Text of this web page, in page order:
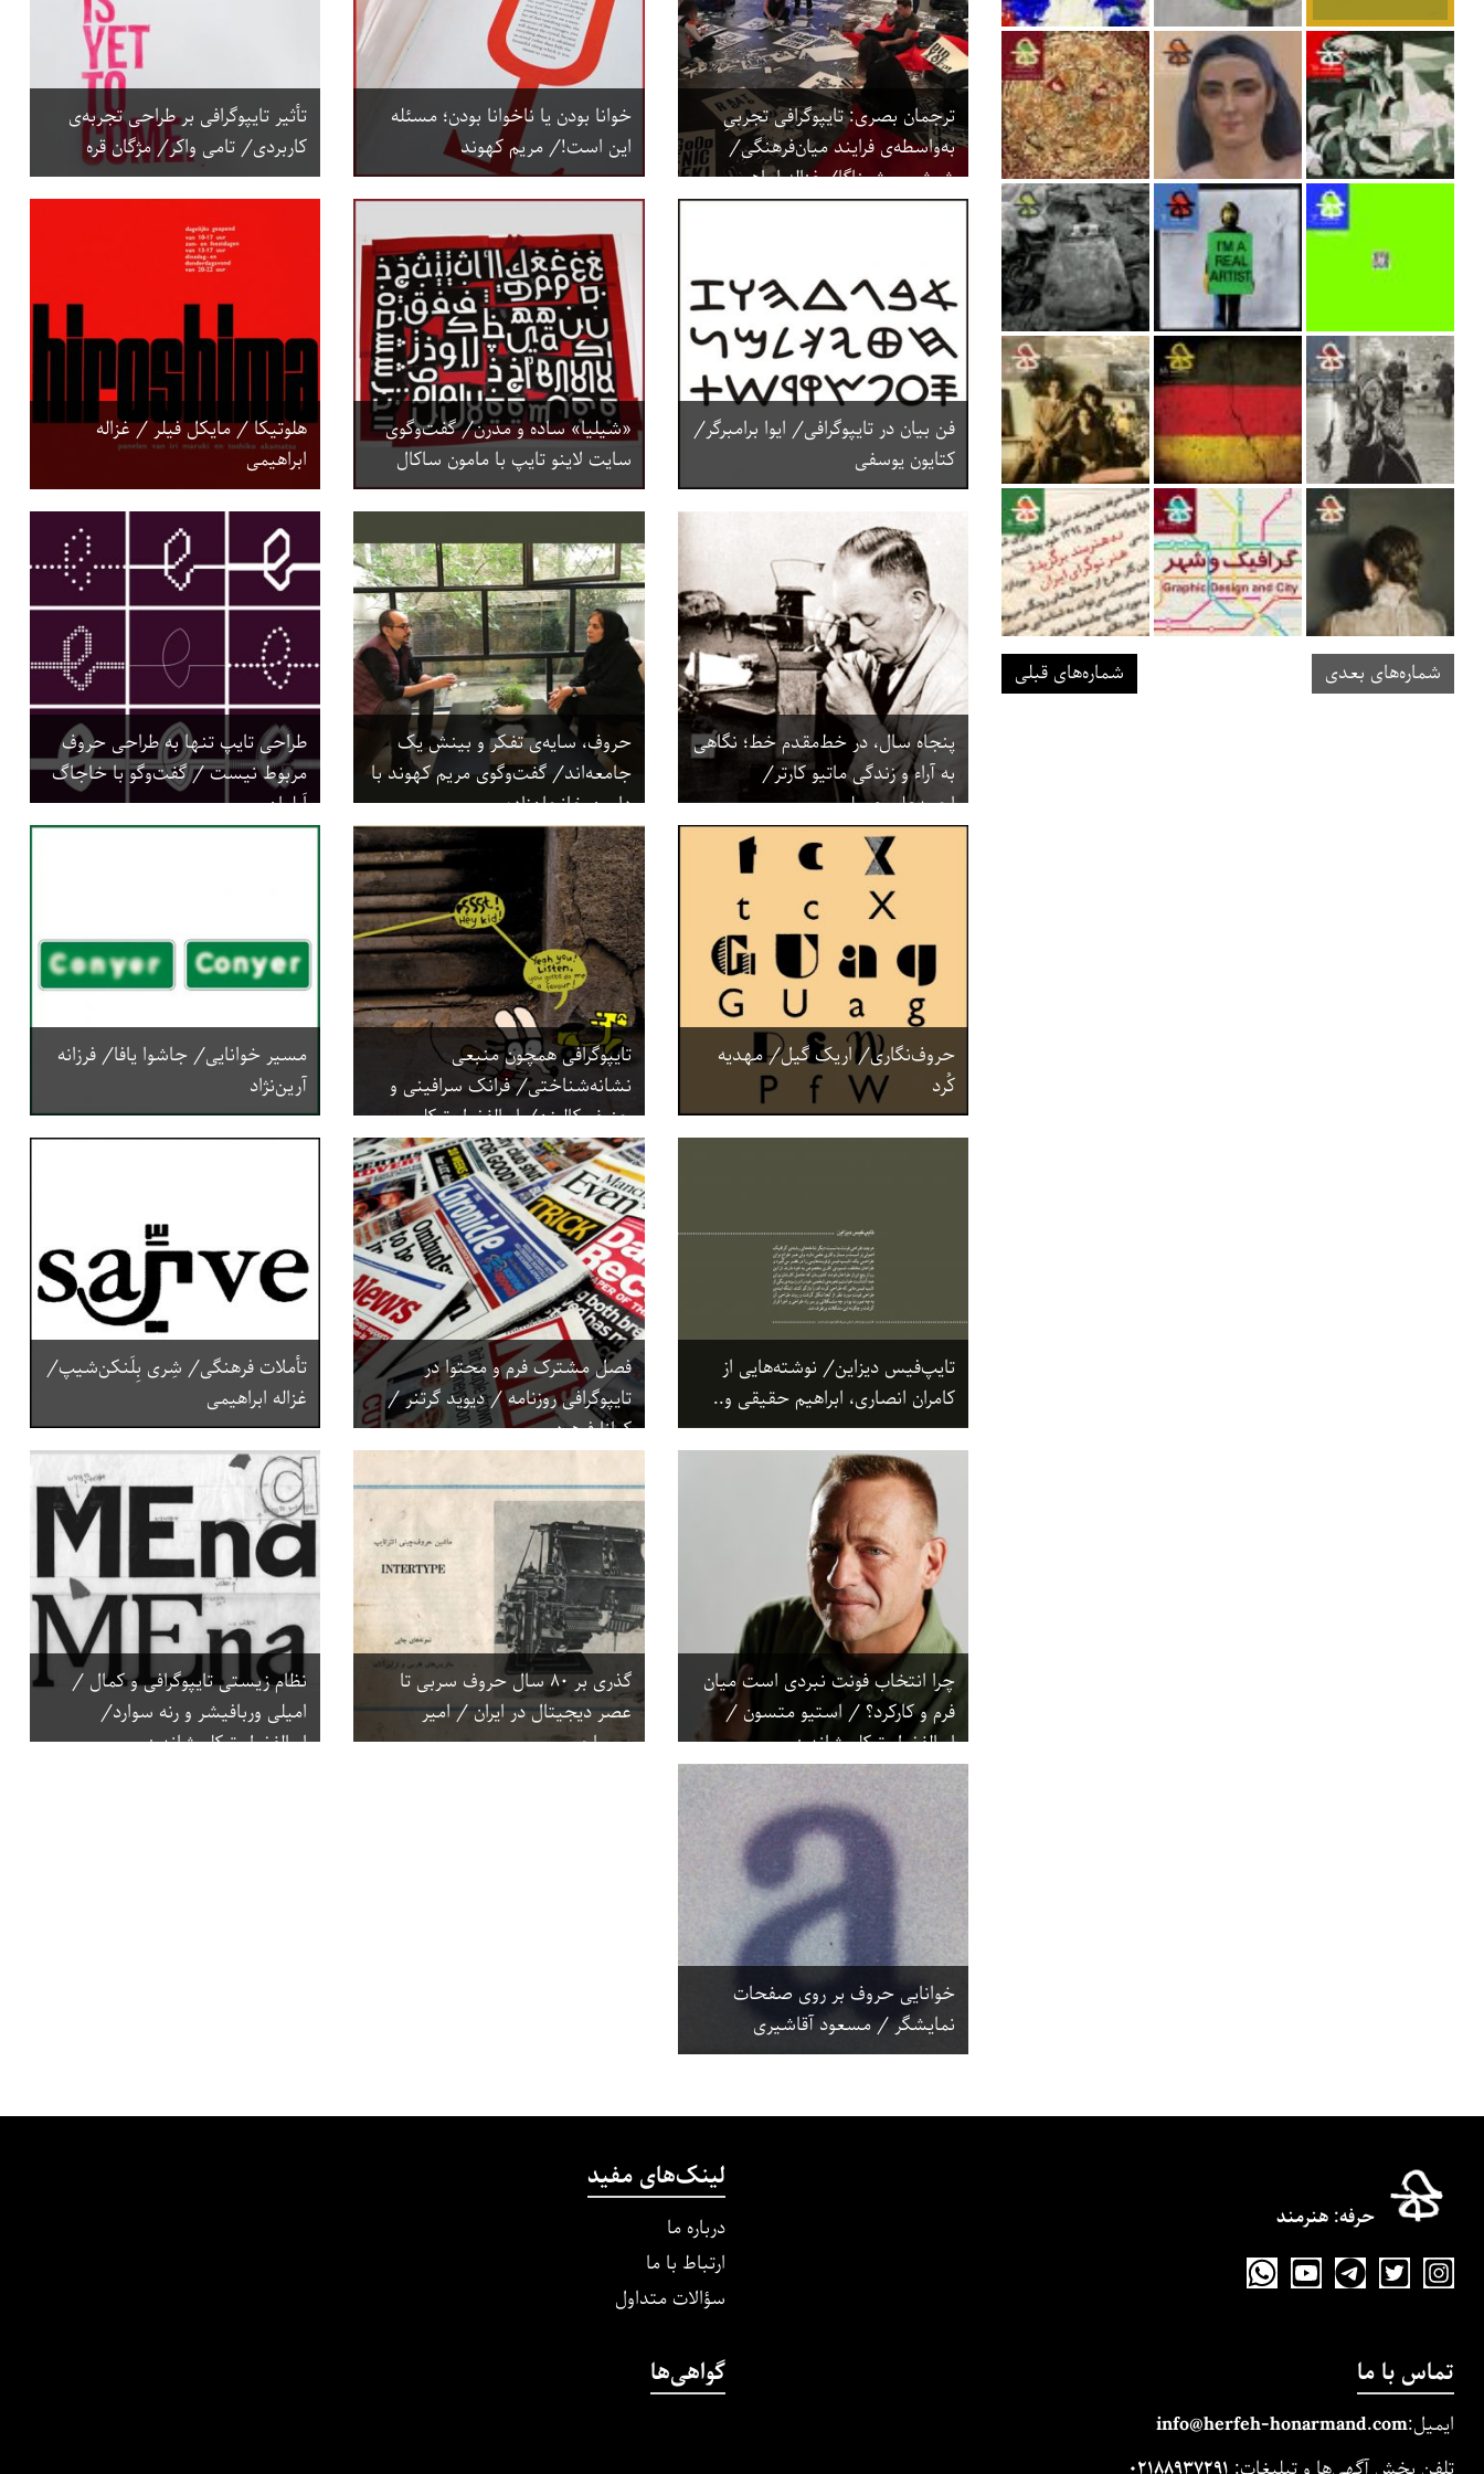
ترجمان بصری: تایپوگرافی تجربیِ
به‌واسطه‌ی فرایند میان‌فرهنگی/
شوشی یوشیناگا/ غزاله ابراهیمی
خوانا بودن یا ناخوانا بودن؛ مسئله
این است!/ مریم کهوند
تأثیر تایپوگرافی بر طراحی تجربه‌ی
کاربردی/ تامی واکر/ مژگان قره
فن بیان در تایپوگرافی/ ایوا برامبرگر/
کتایون یوسفی
«شیلیا» ساده و مدرن/ گفت‌وگوی
سایت لاینو تایپ با مامون ساکال
هلوتیکا / مایکل فیلر / غزاله
ابراهیمی
پنجاه سال، در خط‌‌مقدم خط؛ نگاهی
به آراء و زندگی ماتیو کارتر/
احمدعلی عسلی
حروف، سایه‌ی تفکر و بینش یک
جامعه‌اند/ گفت‌وگوی مریم کهوند با
دامون خانجان‌زاده
طراحی تایپ تنها به طراحی حروف
مربوط نیست / گفت‌وگو با خاجاگ
اَپِلیان
حروف‌نگاری/ اریک گیل/ مهدیه
کُرد
تایپوگرافی همچون منبعی
نشانه‌شناختی/ فرانک سرافینی و
جنیفر کالوزن/ ابوالفضل توکلی
شاندیز
مسیر خوانایی/ جاشوا یافا/ فرزانه
آرین‌نژاد
تایپ‌فیس دیزاین/ نوشته‌هایی از
کامران انصاری، ابراهیم حقیقی و..
فصل مشترک فرم و محتوا در
تایپوگرافی روزنامه / دیوید گرتنر /
کیانا فرهودی
تأملات فرهنگی/ شِری بِلَنکن‌شیپ/
غزاله ابراهیمی
چرا انتخاب فونت نبردی است میان
فرم و کارکرد؟ / استیو متسون /
ابوالفضل توکلی‌شاندیز
گذری بر ۸۰ سال حروف سربی تا
عصر دیجیتال در ایران / امیر
مصباحی
نظام زیستی تایپوگرافی و کمال /
امیلی وربافیشر و رنه سوارد/
ابوالفضل توکلی‌شاندیز
خوانایی حروف بر روی صفحات
نمایشگر / مسعود آقاشیری
شماره‌های بعدی شماره‌های قبلی
حرفه‌: هنرمند
لینک‌های مفید
درباره ما
ارتباط با ما
سؤالات متداول
تماس با ما
ایمیل: info@herfeh-honarmand.com
گواهی‌ها